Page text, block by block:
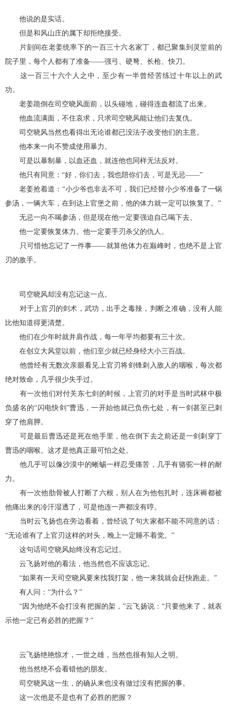
他说的是实话。
但是和风山庄的属下却拒绝接受。
片刻间在老姜统率下的一百三十六名家丁，都已聚集到灵堂前的
院子里，每个人都有了准备——强弓、硬弩、长枪、快刀。
这一百三十六个人之中，至少有一半曾经苦练过十年以上的武
功。
老姜跪倒在司空晓风面前，以头碰地，碰得连血都流了出来。
他血流满面，不住哀求，只求司空晓风能让他们去复仇。
司空晓风当然也看得出无论谁都已没法子改变他们的主意。
他本来一向不赞成使用暴力。
可是以暴制暴，以血还血，就连他也同样无法反对。
他只有同意：“好，你们去，我也陪你们去，可是无忌——”
老姜抢着道：“小少爷也非去不可，我们已经替小少爷准备了一锅
参汤，一辆大车，在到达上官堡之前，他的体力就一定可以恢复了。”
无忌一向不喝参汤，但是现在他一定要强迫自己喝下去。
他一定要恢复体力。他一定要手刃杀父的仇人。
只可惜他忘记了一件事——就算他体力在巅峰时，也绝不是上官
刃的敌手。
司空晓风却没有忘记这一点。
对于上官刃的剑术，武功，出手之毒辣，判断之准确，没有人能
比他知道得更清楚。
他们在少年时就并肩作战，每一年平均都要有三十次。
在创立大风堂以前，他们至少就已经身经大小三百战。
他曾经有无数次亲眼看见上官刃将剑锋刺入敌人的咽喉，每次都
绝对致命，几乎很少失手过。
有一次他们对付关东七剑的时候，上官刃的对手是当时武林中极
负盛名的“闪电快剑”曹迅，一开始他就已负伤七处，有一剑甚至已刺
穿了他肩胛。
可是最后曹迅还是死在他手里，他在倒下去之前还是一剑刺穿丁
曹迅的咽喉。这才是他真正最可怕之处。
他几乎可以像沙漠中的蜥蜴一样忍受痛苦，几乎有骆驼一样的耐
力。
有一次他肋骨被人打断了六根，别人在为他包扎时，连床褥都被
他痛出来的冷汗湿透了，可是他连一声都没有哼。
当时云飞扬也在旁边看着，曾经说了句大家都不能不同意的话：
“无论谁有了上官刃这样的对头，晚上一定睡不着觉。”
这句话司空晓风始终没有忘记过。
云飞扬对他的看法，他当然也不应该忘记。
“如果有一天司空晓风要来找我打架，他一来我就会赶快跑走。”
有人问：“为什么？”
“因为他绝不会打没有把握的架，”云飞扬说：“只要他来了，就表
示他一定已有必胜的把握？”
云飞扬绝艳惊才，一世之雄，当然也很有知人之明。
他当然绝不会看错他的朋友。
司空晓风这一生，的确从来也没有做过没有把握的事。
这一次他是不是也有了必胜的把握？